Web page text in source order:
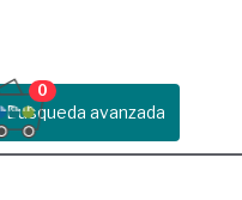
Busqueda avanzada
0